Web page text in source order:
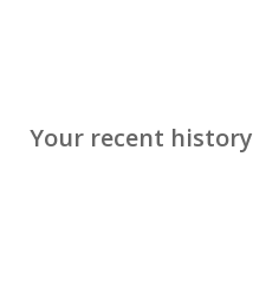
Your recent history